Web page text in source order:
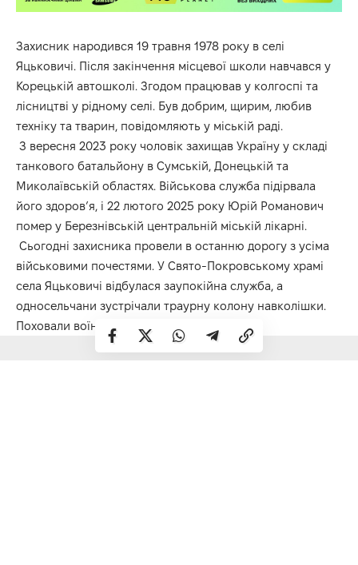
Захисник народився 19 травня 1978 року в селі
Яцьковичі. Після закінчення місцевої школи навчався у
Корецькій автошколі. Згодом працював у колгоспі та
лісництві у рідному селі. Був добрим, щирим, любив
техніку та тварин, повідомляють у міській раді.
З вересня 2023 року чоловік захищав Україну у складі
танкового батальйону в Сумській, Донецькій та
Миколаївській областях. Військова служба підірвала
його здоров’я, і 22 лютого 2025 року Юрій Романович
помер у Березнівській центральній міській лікарні.
Сьогодні захисника провели в останню дорогу з усіма
військовими почестями. У Свято-Покровському храмі
села Яцьковичі відбулася заупокійна служба, а
односельчани зустрічали траурну колону навколішки.
Поховали воїна на місцевому кладовищі.